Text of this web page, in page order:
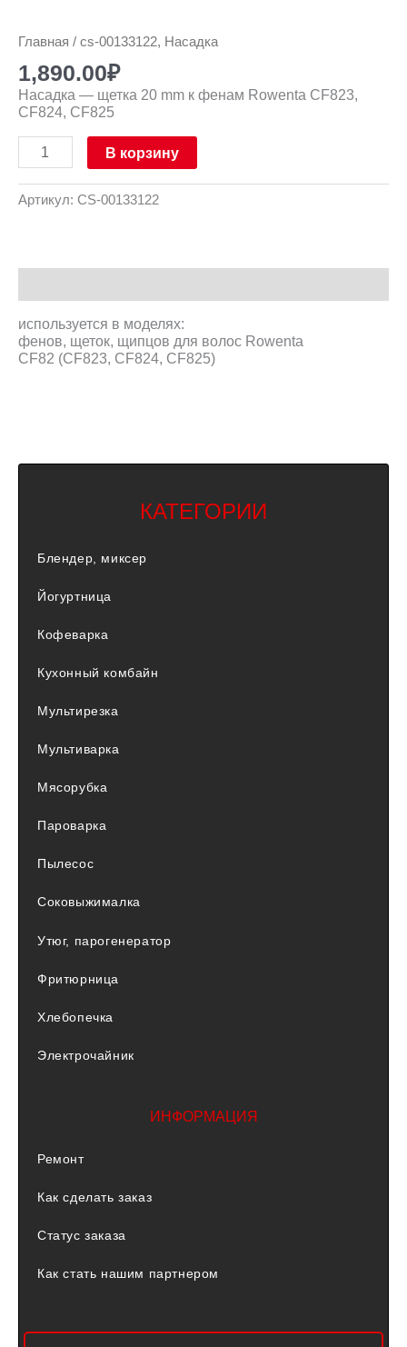
Главная / cs-00133122, Насадка
1,890.00₽
Насадка — щетка 20 mm к фенам Rowenta CF823,
CF824, CF825
В корзину
Артикул: CS-00133122
используется в моделях:
фенов, щеток, щипцов для волос Rowenta
CF82 (CF823, CF824, CF825)
КАТЕГОРИИ
Блендер, миксер
Йогуртница
Кофеварка
Кухонный комбайн
Мультирезка
Мультиварка
Мясорубка
Пароварка
Пылесос
Соковыжималка
Утюг, парогенератор
Фритюрница
Хлебопечка
Электрочайник
ИНФОРМАЦИЯ
Ремонт
Как сделать заказ
Статус заказа
Как стать нашим партнером